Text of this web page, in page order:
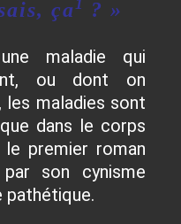
ça1 ? »
maladie qui
ou dont on
les maladies sont
dans le corps
le premier roman
son cynisme
pathétique.